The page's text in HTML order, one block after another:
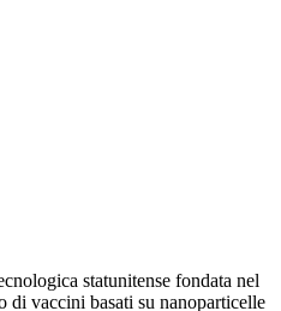
statunitense fondata nel
di vaccini basati su nanoparticelle